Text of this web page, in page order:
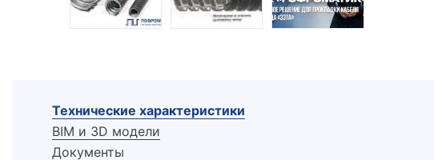
Технические характеристики
BIM и 3D модели
Документы